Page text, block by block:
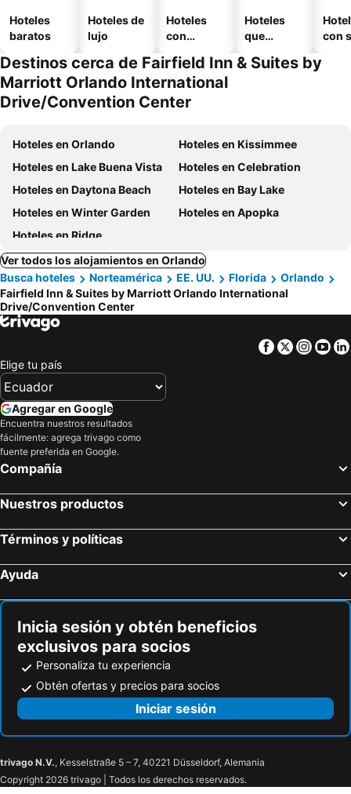
Hoteles
baratos
Hoteles de
lujo
Hoteles
con
Hoteles
que
mascotas
con
Destinos cerca de Fairfield Inn & Suites by
Marriott Orlando International
Drive/Convention Center
Hoteles en Orlando
Hoteles en Kissimmee
Hoteles en Lake Buena Vista
Hoteles en Celebration
Hoteles en Daytona Beach
Hoteles en Bay Lake
Hoteles en Winter Garden
Hoteles en Apopka
Hoteles en Ridge
Ver todos los alojamientos en Orlando
Busca hoteles
Norteamérica EE. UU. Florida
Orlando
Fairfield Inn & Suites by Marriott Orlando International
Drive/Convention Center
Facebook
Twitter
Elige tu país
Agregar en Google
Encuentra nuestros resultados
fácilmente: agrega trivago como
fuente preferida en Google.
Compañía
Nuestros productos
Términos y políticas
Ayuda
Inicia sesión y obtén beneficios
exclusivos para socios
Personaliza tu experiencia
Obtén ofertas y precios para socios
Iniciar sesión
trivago N.V., Kesselstraße 5 – 7, 40221 Düsseldorf, Alemania
Copyright 2026 trivago | Todos los derechos reservados.